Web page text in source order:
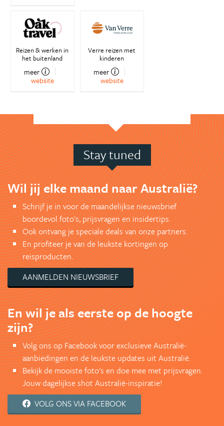
Reizen & werken in
het buitenland
meer
website
Verre reizen met
kinderen
meer
website
Stay tuned
Wil jij elke maand naar Australië?
Schrijf je in voor de maandelijkse nieuwsbrief
boordevol foto's, prijsvragen en insidertips.
Ook ontvang je speciale deals van onze partners.
En profiteer je van de leukste kortingen op
reisproducten.
AANMELDEN NIEUWSBRIEF
En wil je als eerste op de hoogte
zijn?
Volg ons op Facebook voor exclusieve Australië-
aanbiedingen en de leukste updates uit Australië.
Bekijk de mooiste foto's en doe mee met prijsvragen.
Jouw dagelijkse shot Australië-inspiratie!
VOLG ONS VIA FACEBOOK